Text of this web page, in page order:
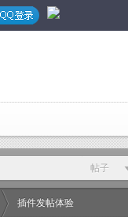
帖子
插件发帖体验